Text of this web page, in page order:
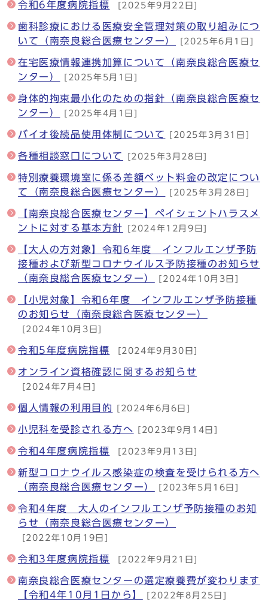
令和6年度病院指標 [2025年9月22日]
歯科診療における医療安全管理対策の取り組みにつ
いて（南奈良総合医療センター）
[2025年6月1日]
在宅医療情報連携加算について（南奈良総合医療セ
ンター）
[2025年5月1日]
身体的拘束最小化のための指針（南奈良総合医療セ
ンター）
[2025年4月1日]
バイオ後続品使用体制について [2025年3月31日]
各種相談窓口について [2025年3月28日]
特別療養環境室に係る差額ベット料金の改定につい
て（南奈良総合医療センター）
[2025年3月28日]
【南奈良総合医療センター】ペイシェントハラスメ
ントに対する基本方針
[2024年12月9日]
【大人の方対象】令和6年度 インフルエンザ予防
接種および新型コロナウイルス予防接種のお知らせ
（南奈良総合医療センター）
[2024年10月3日]
【小児対象】令和6年度 インフルエンザ予防接種
のお知らせ（南奈良総合医療センター）
[2024年10月3日]
令和5年度病院指標 [2024年9月30日]
オンライン資格確認に関するお知らせ
[2024年7月4日]
個人情報の利用目的 [2024年6月6日]
小児科を受診される方へ [2023年9月14日]
令和4年度病院指標 [2023年9月13日]
新型コロナウイルス感染症の検査を受けられる方へ
（南奈良総合医療センター）
[2023年5月16日]
令和4年度 大人のインフルエンザ予防接種のお知
らせ（南奈良総合医療センター）
[2022年10月19日]
令和3年度病院指標 [2022年9月21日]
南奈良総合医療センターの選定療養費が変わります
【令和4年10月1日から】
[2022年8月25日]